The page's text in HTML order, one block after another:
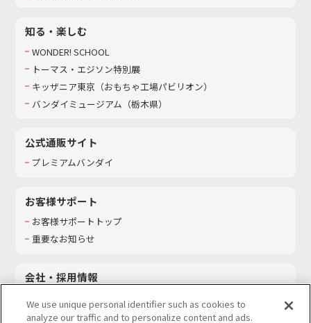
知る・楽しむ
WONDER! SCHOOL
トーマス・エジソン特別展
キッザニア東京（おもちゃ工場パビリオン）​
バンダイミュージアム（栃木県）
公式通販サイト
プレミアムバンダイ
お客様サポート
お客様サポートトップ
重要なお知らせ
会社・採用情報
採用情報
We use unique personal identifier such as cookies to
analyze our traffic and to personalize content and ads.